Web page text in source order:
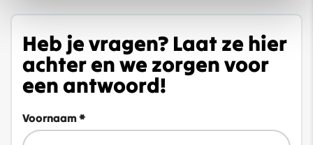
Heb je vragen? Laat ze hier
achter en we zorgen voor
een antwoord!
Voornaam *